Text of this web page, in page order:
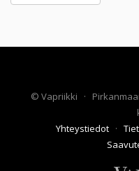
© Vapriikki ·
Yhteystiedot ·